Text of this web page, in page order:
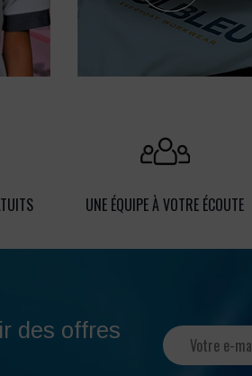
UNE ÉQUIPE À VOTRE ÉCOUTE
des offres